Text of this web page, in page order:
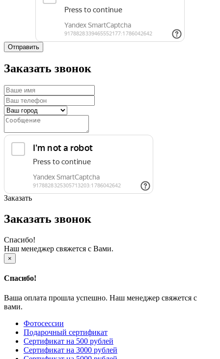
Отправить
Заказать звонок
Заказать
Заказать звонок
Спасибо!
Наш менеджер свяжется с Вами.
×
Спасибо!
Ваша оплата прошла успешно. Наш менеджер свяжется с
вами.
Фотосессии
Подарочный сертификат
Сертификат на 500 рублей
Сертификат на 3000 рублей